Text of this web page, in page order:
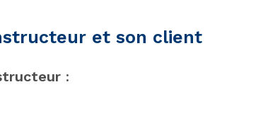
et son client
: